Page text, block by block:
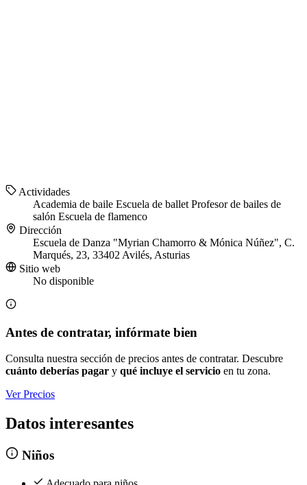
Actividades
Academia de baile Escuela de ballet Profesor de bailes de
salón Escuela de flamenco
Dirección
Escuela de Danza "Myrian Chamorro & Mónica Núñez", C.
Marqués, 23, 33402 Avilés, Asturias
Sitio web
No disponible
Antes de contratar, infórmate bien
Consulta nuestra sección de precios antes de contratar. Descubre
cuánto deberías pagar y qué incluye el servicio en tu zona.
Ver Precios
Datos interesantes
Niños